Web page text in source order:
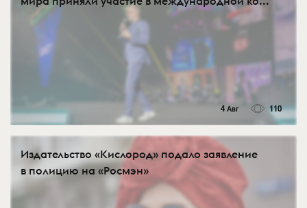
4 Авг 110
Издательство «Кислород» подало заявление
в полицию на «Росмэн»